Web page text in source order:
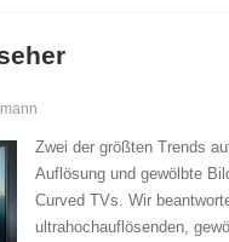
Zwei der größten Trends
Auflösung und gewölbte
Curved TVs. Wir
ultrahochauflösenden,